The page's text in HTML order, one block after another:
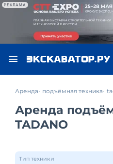
РЕКЛАМА
Аренда подъёмная техника
Аренда
TADANO
Тип техники